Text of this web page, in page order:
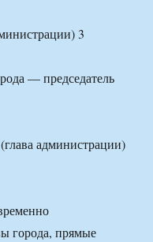
3
— председатель
администрации)
города, прямые